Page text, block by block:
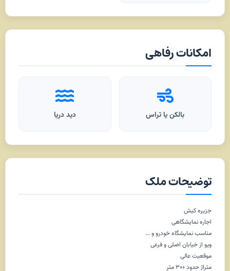
امکانات رفاهی
بالکن یا تراس دید دریا
توضیحات ملک
جزیره کیش
اجاره نمایشگاهی
مناسب نمایشگاه خودرو و ...
ویو از خیابان اصلی و فرعی
موقعیت عالی
متراژ حدود ۳۰۰ متر